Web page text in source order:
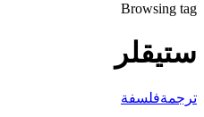
Browsing tag
ستيقلر
ترجمةفلسفة